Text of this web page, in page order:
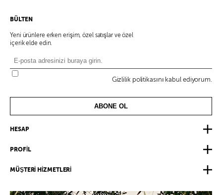
BÜLTEN
Yeni ürünlere erken erişim, özel satışlar ve özel
içerik elde edin.
Gizlilik politikasını kabul ediyorum.
ABONE OL
HESAP
PROFİL
MÜŞTERİ HİZMETLERİ